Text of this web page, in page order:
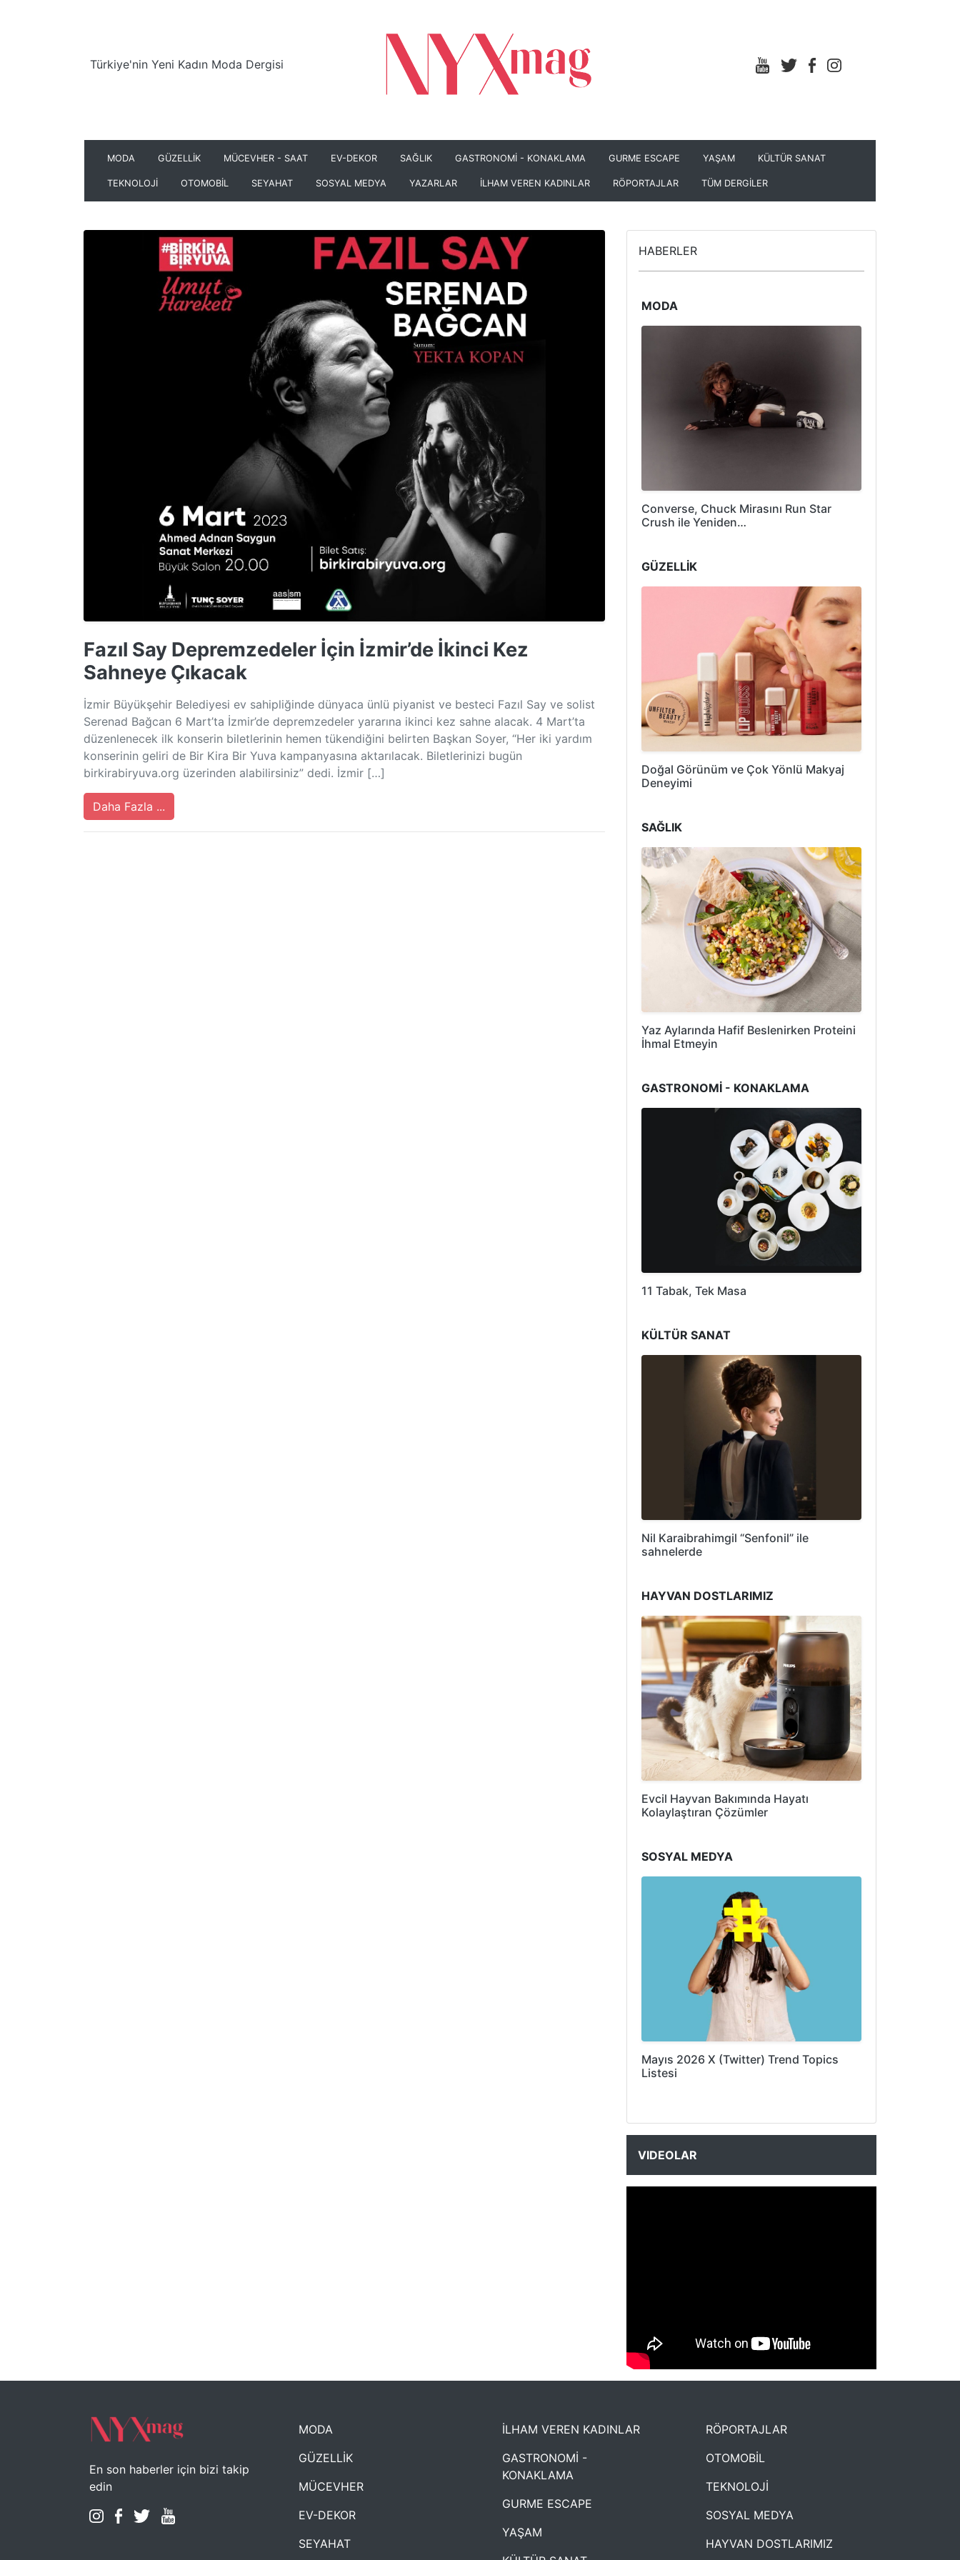
Türkiye'nin Yeni Kadın Moda Dergisi
MODA GÜZELLİK MÜCEVHER - SAAT EV-DEKOR SAĞLIK GASTRONOMİ - KONAKLAMA GURME ESCAPE YAŞAM KÜLTÜR SANAT
TEKNOLOJİ OTOMOBİL SEYAHAT SOSYAL MEDYA YAZARLAR İLHAM VEREN KADINLAR RÖPORTAJLAR TÜM DERGİLER
Fazıl Say Depremzedeler İçin İzmir’de İkinci Kez
Sahneye Çıkacak
İzmir Büyükşehir Belediyesi ev sahipliğinde dünyaca ünlü piyanist ve besteci Fazıl Say ve solist
Serenad Bağcan 6 Mart’ta İzmir’de depremzedeler yararına ikinci kez sahne alacak. 4 Mart’ta
düzenlenecek ilk konserin biletlerinin hemen tükendiğini belirten Başkan Soyer, “Her iki yardım
konserinin geliri de Bir Kira Bir Yuva kampanyasına aktarılacak. Biletlerinizi bugün
birkirabiryuva.org üzerinden alabilirsiniz” dedi. İzmir […]
Daha Fazla ...
HABERLER
MODA
Converse, Chuck Mirasını Run Star
Crush ile Yeniden…
GÜZELLİK
Doğal Görünüm ve Çok Yönlü Makyaj
Deneyimi
SAĞLIK
Yaz Aylarında Hafif Beslenirken Proteini
İhmal Etmeyin
GASTRONOMİ - KONAKLAMA
11 Tabak, Tek Masa
KÜLTÜR SANAT
Nil Karaibrahimgil “Senfonil” ile
sahnelerde
HAYVAN DOSTLARIMIZ
Evcil Hayvan Bakımında Hayatı
Kolaylaştıran Çözümler
SOSYAL MEDYA
Mayıs 2026 X (Twitter) Trend Topics
Listesi
VIDEOLAR
NYXmag 2. Yaş Kutlama Etkinliği
En son haberler için bizi takip
edin
MODA
GÜZELLİK
MÜCEVHER
EV-DEKOR
SEYAHAT
İLHAM VEREN KADINLAR
GASTRONOMİ -
KONAKLAMA
GURME ESCAPE
YAŞAM
RÖPORTAJLAR
OTOMOBİL
TEKNOLOJİ
SOSYAL MEDYA
HAYVAN DOSTLARIMIZ